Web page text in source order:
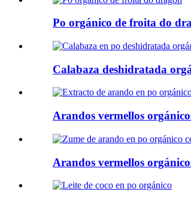
Po orgánico de froita do
Calabaza deshidratada
Arandos vermellos
Arandos vermellos